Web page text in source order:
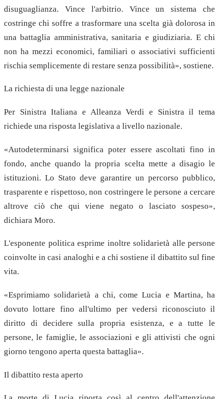
disuguaglianza. Vince l'arbitrio. Vince un sistema che
costringe chi soffre a trasformare una scelta già dolorosa in
una battaglia amministrativa, sanitaria e giudiziaria. E chi
non ha mezzi economici, familiari o associativi sufficienti
rischia semplicemente di restare senza possibilità», sostiene.
La richiesta di una legge nazionale
Per Sinistra Italiana e Alleanza Verdi e Sinistra il tema
richiede una risposta legislativa a livello nazionale.
«Autodeterminarsi significa poter essere ascoltati fino in
fondo, anche quando la propria scelta mette a disagio le
istituzioni. Lo Stato deve garantire un percorso pubblico,
trasparente e rispettoso, non costringere le persone a cercare
altrove ciò che qui viene negato o lasciato sospeso»,
dichiara Moro.
L'esponente politica esprime inoltre solidarietà alle persone
coinvolte in casi analoghi e a chi sostiene il dibattito sul fine
vita.
«Esprimiamo solidarietà a chi, come Lucia e Martina, ha
dovuto lottare fino all'ultimo per vedersi riconosciuto il
diritto di decidere sulla propria esistenza, e a tutte le
persone, le famiglie, le associazioni e gli attivisti che ogni
giorno tengono aperta questa battaglia».
Il dibattito resta aperto